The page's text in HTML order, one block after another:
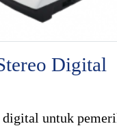
Digital
untuk